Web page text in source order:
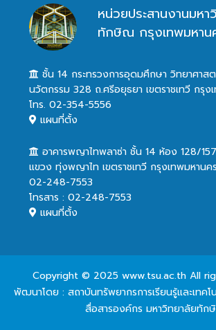
หน่วยประสานงานมหา
ทักษิณ กรุงเทพมหาน
ชั้น 14 กระทรวงการอุดมศึกษา วิทยาศาส
นวัตกรรม 328 ถ.ศรีอยุธยา เขตราชเทวี กรุ
โทร. 02-354-5556
แผนที่ตั้ง
อาคารพญาไทพลาซ่า ชั้น 14 ห้อง 128/
แขวง ทุ่งพญาไท เขตราชเทวี กรุงเทพมหาน
02-248-7553
โทรสาร : 02-248-7553
แผนที่ตั้ง
Copyright © 2025 www.tsu.ac.th All
พัฒนาโดย : สถาบันทรัพยากรการเรียนรู้และเทค
สื่อสารองค์กร มหาวิทยาลัยทัก